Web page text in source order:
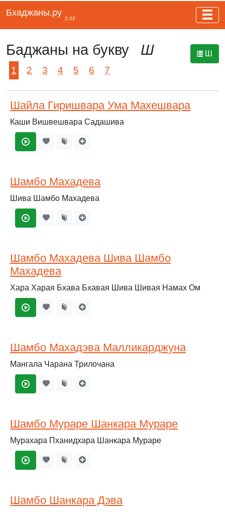
Бхаджаны.ру
2.02
Ш
Баджаны на букву Ш
1 2 3 4 5 6 7
Шайла Гиришвара Ума Махешвара
Каши Вишвешвара Садашива
Шамбо Махадева
Шива Шамбо Махадева
Шамбо Махадева Шива Шамбо
Махадева
Хара Харая Бхава Бхавая Шива Шивая Намах Ом
Шамбо Махадэва Малликарджуна
Мангала Чарана Трилочана
Шамбо Мураре Шанкара Мураре
Мурахара Пханидхара Шанкара Мураре
Шамбо Шанкара Дэва